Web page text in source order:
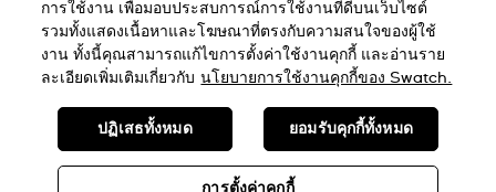
การใช้งาน เพื่อมอบประสบการณ์การใช้งานที่ดีบนเว็บไซต์
รวมทั้งแสดงเนื้อหาและโฆษณาที่ตรงกับความสนใจของผู้ใช้
งาน ทั้งนี้คุณสามารถแก้ไขการตั้งค่าใช้งานคุกกี้ และอ่านราย
ละเอียดเพิ่มเติมเกี่ยวกับ นโยบายการใช้งานคุกกี้ของ Swatch.
การตั้งค่าคุกกี้
ปฏิเสธทั้งหมด ยอมรับคุกกี้ทั้งหมด